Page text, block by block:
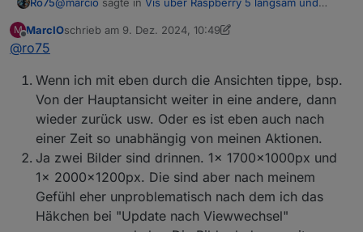
Minuten lang
Was meinst du mit "nach dem 3. Klick"?
Wie sieht das bei dir aus (VIS >> Setup >>
Einstellungen)?
M
Offline
MarcIOschrieb am 9. Dez. 2024, 10:49
zuletzt editiert von MarcIO12. Sept. 2024, 12:12
@ro75
Wenn ich mit eben durch die Ansichten tippe, bsp.
Von der Hauptansicht weiter in eine andere, dann
wieder zurück usw. Oder es ist eben auch nach
einer Zeit so unabhängig von meinen Aktionen.
Ja zwei Bilder sind drinnen. 1x 1700x1000px und
1x 2000x1200px. Die sind aber nach meinem
Gefühl eher unproblematisch nach dem ich das
Häkchen bei "Update nach Viewwechsel"